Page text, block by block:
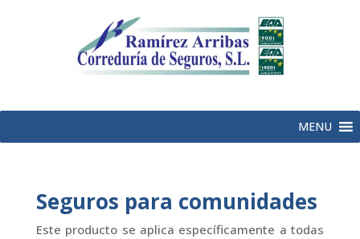
MENU
Seguros para comunidades
Este producto se aplica específicamente a todas